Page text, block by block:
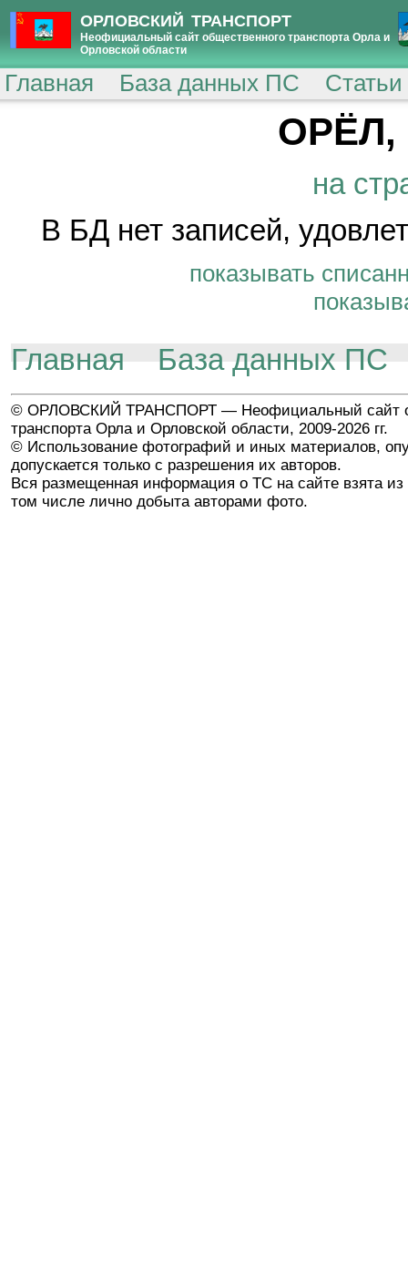
ОРЛОВСКИЙ ТРАНСПОРТ
Неофициальный сайт общественного транспорта Орла и
Орловской области
Главная База данных ПС
ОРЁЛ,
на
В БД нет записей,
показывать
Главная База данных ПС
© ОРЛОВСКИЙ ТРАНСПОРТ — Неофициальный сайт
транспорта Орла и Орловской области, 2009-2026 гг.
© Использование фотографий и иных материалов,
допускается только с разрешения их авторов.
Вся размещенная информация о ТС на сайте взята из
том числе лично добыта авторами фото.